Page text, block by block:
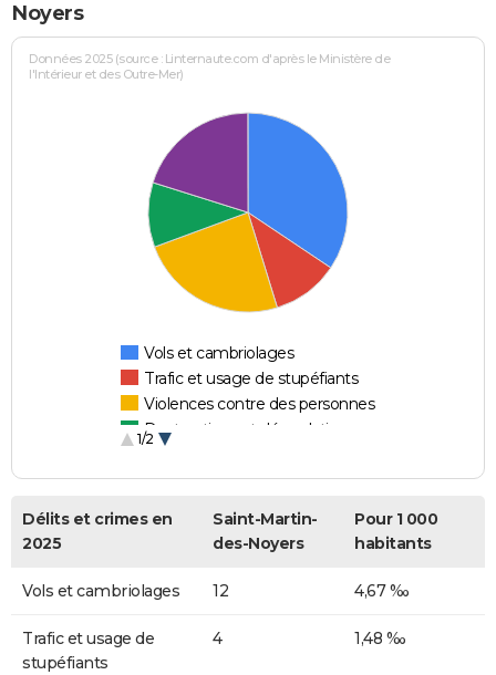
Noyers
Données 2025 (source : Linternaute.com d'après le Ministère de
l'Intérieur et des Outre-Mer)
Vols et cambriolages
Trafic et usage de stupéfiants
Violences contre des personnes
Destructions et dégradations
1/2
Délits et crimes en
2025
Saint-Martin-
des-Noyers
Pour 1 000
habitants
Vols et cambriolages 12 4,67 ‰
Trafic et usage de
stupéfiants
4 1,48 ‰